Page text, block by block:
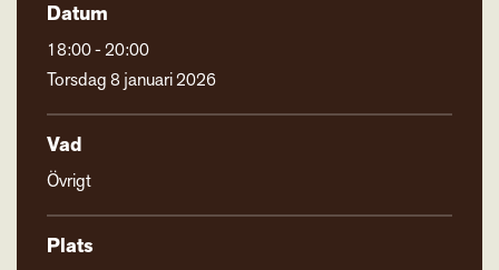
Datum
18:00 - 20:00
Torsdag 8 januari 2026
Vad
Övrigt
Plats